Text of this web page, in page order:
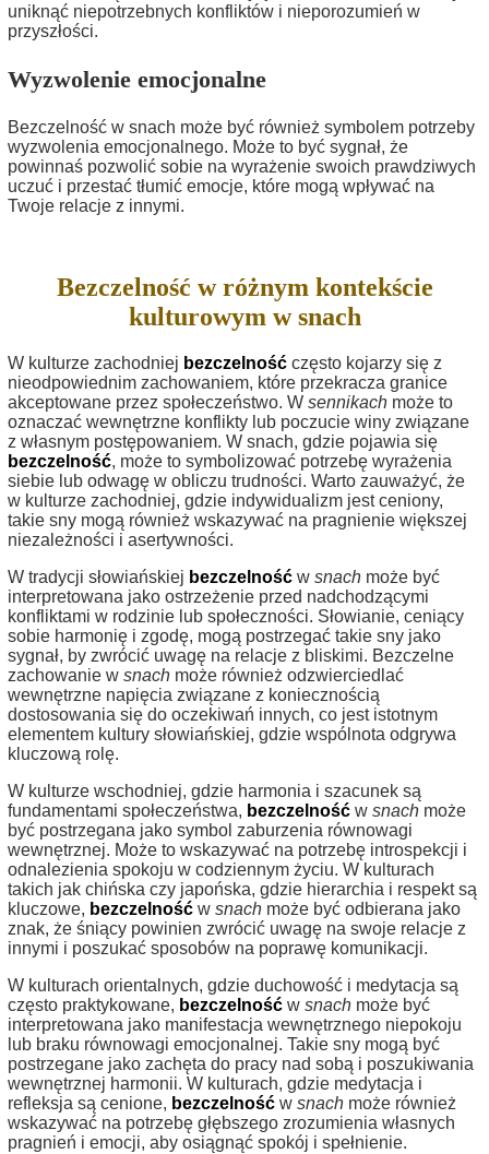
uniknąć niepotrzebnych konfliktów i nieporozumień w
przyszłości.
Wyzwolenie emocjonalne
Bezczelność w snach może być również symbolem potrzeby
wyzwolenia emocjonalnego. Może to być sygnał, że
powinnaś pozwolić sobie na wyrażenie swoich prawdziwych
uczuć i przestać tłumić emocje, które mogą wpływać na
Twoje relacje z innymi.
Bezczelność w różnym kontekście
kulturowym w snach
W kulturze zachodniej bezczelność często kojarzy się z
nieodpowiednim zachowaniem, które przekracza granice
akceptowane przez społeczeństwo. W sennikach może to
oznaczać wewnętrzne konflikty lub poczucie winy związane
z własnym postępowaniem. W snach, gdzie pojawia się
bezczelność, może to symbolizować potrzebę wyrażenia
siebie lub odwagę w obliczu trudności. Warto zauważyć, że
w kulturze zachodniej, gdzie indywidualizm jest ceniony,
takie sny mogą również wskazywać na pragnienie większej
niezależności i asertywności.
W tradycji słowiańskiej bezczelność w snach może być
interpretowana jako ostrzeżenie przed nadchodzącymi
konfliktami w rodzinie lub społeczności. Słowianie, ceniący
sobie harmonię i zgodę, mogą postrzegać takie sny jako
sygnał, by zwrócić uwagę na relacje z bliskimi. Bezczelne
zachowanie w snach może również odzwierciedlać
wewnętrzne napięcia związane z koniecznością
dostosowania się do oczekiwań innych, co jest istotnym
elementem kultury słowiańskiej, gdzie wspólnota odgrywa
kluczową rolę.
W kulturze wschodniej, gdzie harmonia i szacunek są
fundamentami społeczeństwa, bezczelność w snach może
być postrzegana jako symbol zaburzenia równowagi
wewnętrznej. Może to wskazywać na potrzebę introspekcji i
odnalezienia spokoju w codziennym życiu. W kulturach
takich jak chińska czy japońska, gdzie hierarchia i respekt są
kluczowe, bezczelność w snach może być odbierana jako
znak, że śniący powinien zwrócić uwagę na swoje relacje z
innymi i poszukać sposobów na poprawę komunikacji.
W kulturach orientalnych, gdzie duchowość i medytacja są
często praktykowane, bezczelność w snach może być
interpretowana jako manifestacja wewnętrznego niepokoju
lub braku równowagi emocjonalnej. Takie sny mogą być
postrzegane jako zachęta do pracy nad sobą i poszukiwania
wewnętrznej harmonii. W kulturach, gdzie medytacja i
refleksja są cenione, bezczelność w snach może również
wskazywać na potrzebę głębszego zrozumienia własnych
pragnień i emocji, aby osiągnąć spokój i spełnienie.